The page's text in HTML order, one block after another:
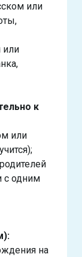
или
или
к
или
с одним
на